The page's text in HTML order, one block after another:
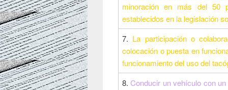
minoración en más del 50
establecidos en la legislación
7. La participación o
colocación o puesta en
funcionamiento del uso del
8.Conducir un vehículo con